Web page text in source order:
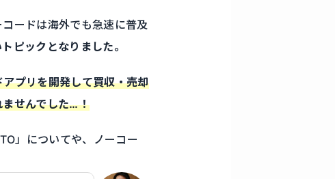
ードは海外でも急速に普及
ピックとなりました。
アプリを開発して買収・売却
ませんでした…！
」についてや、ノーコー